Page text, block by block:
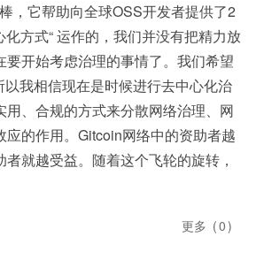
，它帮助向全球OSS开发者提供了2
方式“ 运作的，我们并没有把精力放
开始考虑治理的事情了。我们希望
我相信现在是时候进行去中心化治
、合规的方式来分散网络治理、网
应的作用。Gitcoin网络中的资助者越
就越受益。随着这个飞轮的旋转，
更多 (0)